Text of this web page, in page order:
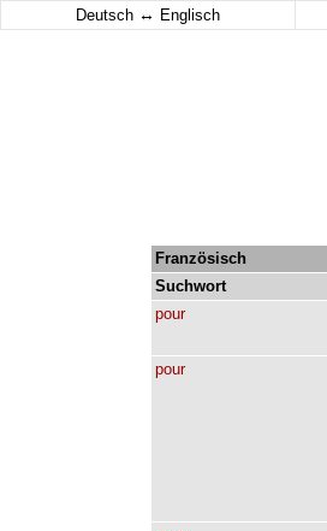
Deutsch ↔ Englisch
Französisch
Suchwort
pour
pour